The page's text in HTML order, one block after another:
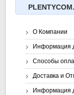
О Компании
Информация
Способы
Доставка и
Информация